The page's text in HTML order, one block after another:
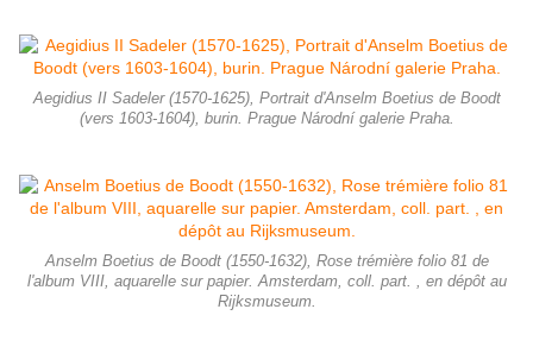
Aegidius II Sadeler (1570-1625), Portrait d'Anselm Boetius de Boodt
(vers 1603-1604), burin. Prague Národní galerie Praha.
Anselm Boetius de Boodt (1550-1632), Rose trémière folio 81 de
l'album VIII, aquarelle sur papier. Amsterdam, coll. part. , en dépôt au
Rijksmuseum.